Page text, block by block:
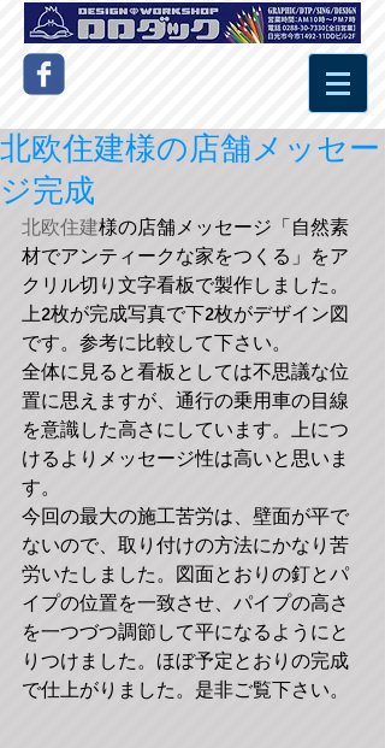
北欧住建様の店舗メッセー
ジ完成
北欧住建様の店舗メッセージ「自然素
材でアンティークな家をつくる」をア
クリル切り文字看板で製作しました。
上2枚が完成写真で下2枚がデザイン図
です。参考に比較して下さい。
全体に見ると看板としては不思議な位
置に思えますが、通行の乗用車の目線
を意識した高さにしています。上につ
けるよりメッセージ性は高いと思いま
す。
今回の最大の施工苦労は、壁面が平で
ないので、取り付けの方法にかなり苦
労いたしました。図面とおりの釘とパ
イプの位置を一致させ、パイプの高さ
を一つづつ調節して平になるようにと
りつけました。ほぼ予定とおりの完成
で仕上がりました。是非ご覧下さい。